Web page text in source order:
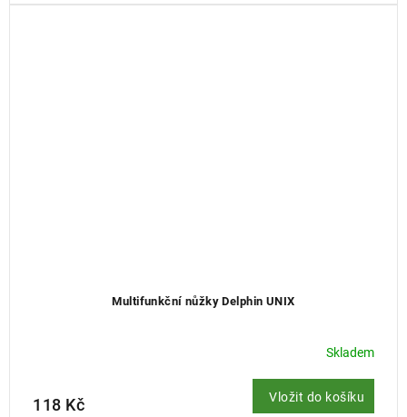
Multifunkční nůžky Delphin UNIX
Skladem
118 Kč Vložit do košíku